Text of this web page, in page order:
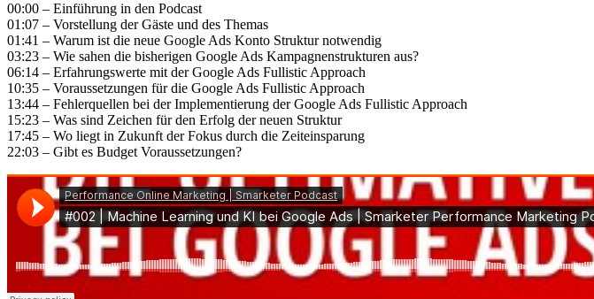
00:00 – Einführung in den Podcast
01:07 – Vorstellung der Gäste und des Themas
01:41 – Warum ist die neue Google Ads Konto Struktur notwendig
03:23 – Wie sahen die bisherigen Google Ads Kampagnenstrukturen aus?
06:14 – Erfahrungswerte mit der Google Ads Fullistic Approach
10:35 – Voraussetzungen für die Google Ads Fullistic Approach
13:44 – Fehlerquellen bei der Implementierung der Google Ads Fullistic Approach
15:23 – Was sind Zeichen für den Erfolg der neuen Struktur
17:45 – Wo liegt in Zukunft der Fokus durch die Zeiteinsparung
22:03 – Gibt es Budget Voraussetzungen?